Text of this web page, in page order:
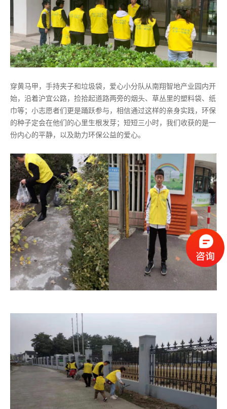
穿黄马甲，手持夹子和垃圾袋，爱心小分队从南翔智地产业园内开
始，沿着沪宜公路，捡拾起道路两旁的烟头、草丛里的塑料袋、纸
巾等；小志愿者们更是踊跃参与，相信通过这样的亲身实践，环保
的种子定会在他们的心里生根发芽；短短三小时，我们收获的是一
份内心的平静，以及助力环保公益的爱心。